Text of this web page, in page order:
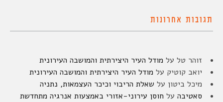
תגובות אחרונות
זוהר טל על מודל העיר היצירתית והמושבה העירונית
יואב קוטיק על מודל העיר היצירתית והמושבה העירונית
מיכל ביטון על שאלת הריבוי וכיכר העצמאות, נתניה
סאטיבה על חוסן עירוני-אזורי באמצעות אנרגיה מתחדשת